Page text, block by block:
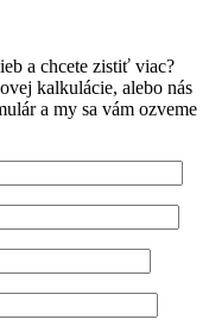
a chcete zistiť viac?
kalkulácie, alebo nás
a my sa vám ozveme